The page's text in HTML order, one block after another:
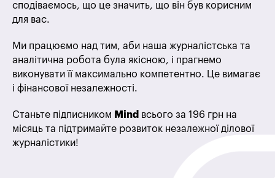
сподіваємось, що це значить, що він був корисним
для вас.
Ми працюємо над тим, аби наша журналістська та
аналітична робота була якісною, і прагнемо
виконувати її максимально компетентно. Це вимагає
і фінансової незалежності.
Станьте підписником Mind всього за 196 грн на
місяць та підтримайте розвиток незалежної ділової
журналістики!